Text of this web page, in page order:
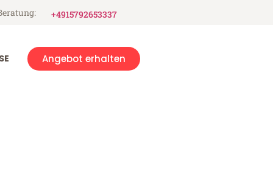
+4915792653337
Angebot erhalten